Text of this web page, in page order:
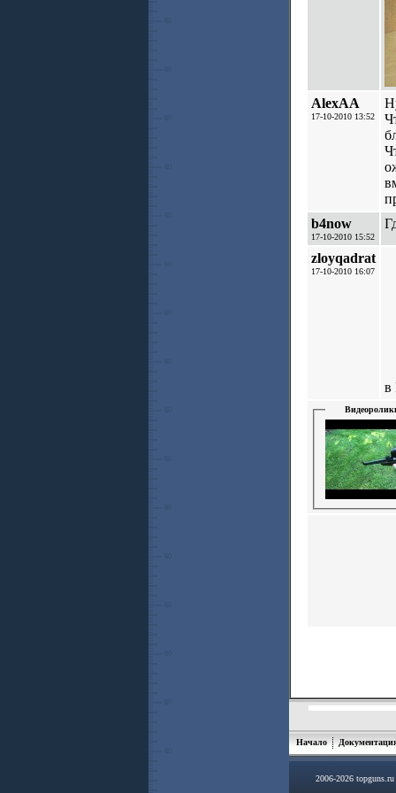
AlexAA
17-10-2010 13:52
b4now
17-10-2010 15:52
zloyqadrat
17-10-2010 16:07
в
Начало
2006-2026